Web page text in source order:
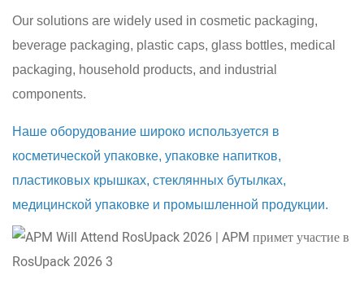
Our solutions are widely used in cosmetic packaging,
beverage packaging, plastic caps, glass bottles, medical
packaging, household products, and industrial
components.
Наше оборудование широко используется в
косметической упаковке, упаковке напитков,
пластиковых крышках, стеклянных бутылках,
медицинской упаковке и промышленной продукции.